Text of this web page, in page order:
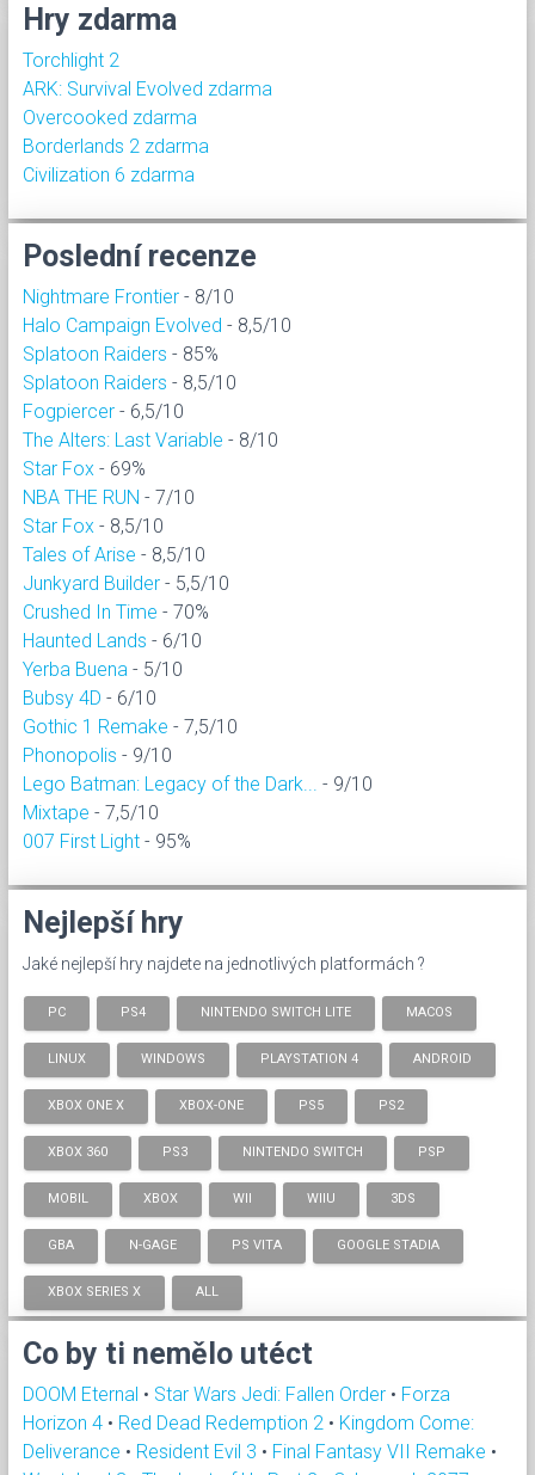
Hry zdarma
Torchlight 2
ARK: Survival Evolved zdarma
Overcooked zdarma
Borderlands 2 zdarma
Civilization 6 zdarma
Poslední recenze
Nightmare Frontier - 8/10
Halo Campaign Evolved - 8,5/10
Splatoon Raiders - 85%
Splatoon Raiders - 8,5/10
Fogpiercer - 6,5/10
The Alters: Last Variable - 8/10
Star Fox - 69%
NBA THE RUN - 7/10
Star Fox - 8,5/10
Tales of Arise - 8,5/10
Junkyard Builder - 5,5/10
Crushed In Time - 70%
Haunted Lands - 6/10
Yerba Buena - 5/10
Bubsy 4D - 6/10
Gothic 1 Remake - 7,5/10
Phonopolis - 9/10
Lego Batman: Legacy of the Dark...
- 9/10
Mixtape - 7,5/10
007 First Light - 95%
Nejlepší hry
Jaké nejlepší hry najdete na jednotlivých platformách ?
PC PS4 NINTENDO SWITCH LITE MACOS
LINUX WINDOWS PLAYSTATION 4 ANDROID
XBOX ONE X XBOX-ONE PS5 PS2
XBOX 360 PS3 NINTENDO SWITCH PSP
MOBIL XBOX WII WIIU 3DS
GBA N-GAGE PS VITA GOOGLE STADIA
XBOX SERIES X ALL
Co by ti nemělo utéct
DOOM Eternal • Star Wars Jedi: Fallen Order • Forza
Horizon 4 • Red Dead Redemption 2 • Kingdom Come:
Deliverance • Resident Evil 3 • Final Fantasy VII Remake •